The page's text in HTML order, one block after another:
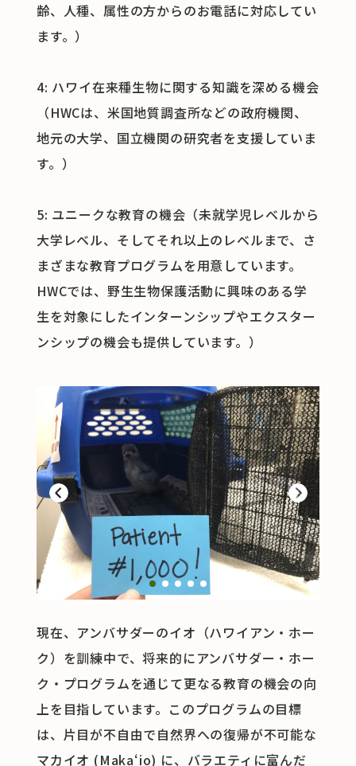
齢、人種、属性の方からのお電話に対応してい
ます。）
4: ハワイ在来種生物に関する知識を深める機会
（HWCは、米国地質調査所などの政府機関、
地元の大学、国立機関の研究者を支援していま
す。）
5: ユニークな教育の機会（未就学児レベルから
大学レベル、そしてそれ以上のレベルまで、さ
まざまな教育プログラムを用意しています。
HWCでは、野生生物保護活動に興味のある学
生を対象にしたインターンシップやエクスター
ンシップの機会も提供しています。）
Previous Next
5
現在、アンバサダーのイオ（ハワイアン・ホー
ク）を訓練中で、将来的にアンバサダー・ホー
ク・プログラムを通じて更なる教育の機会の向
上を目指しています。このプログラムの目標
は、片目が不自由で自然界への復帰が不可能な
マカイオ (Makaʻio) に、バラエティに富んだ